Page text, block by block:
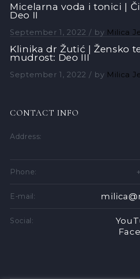
Micelarna voda i tonici |
Deo II
September 1, 2022 by Milica
Klinika dr Žutić | Žensko
mudrost: Deo III
September 1, 2022 by Milica
CONTACT INFO
Address:
Phone:
E-mail:
Social: